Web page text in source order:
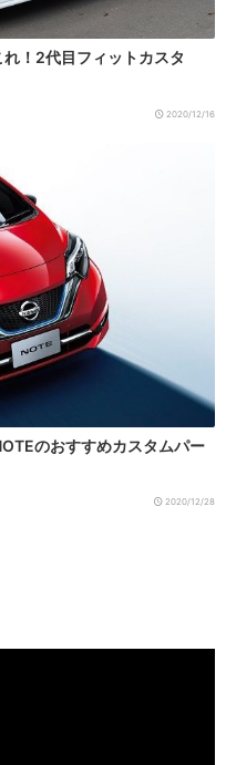
！2代目フィットカスタ
2020/12/16
のおすすめカスタムパー
2020/12/28